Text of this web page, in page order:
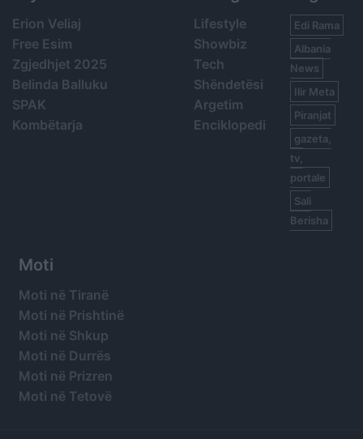
Erion Veliaj
Free Esim
Zgjedhjet 2025
Belinda Balluku
SPAK
Kombëtarja
Lifestyle
Showbiz
Tech
Shëndetësi
Argetim
Enciklopedi
Edi Rama
Albania
News
Ilir Meta
Piranjat
gazeta,
tv,
portale
Sali
Berisha
Moti
Moti në Tiranë
Moti në Prishtinë
Moti në Shkup
Moti në Durrës
Moti në Prizren
Moti në Tetovë